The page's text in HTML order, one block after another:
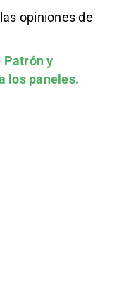
opiniones de
Patróny
los paneles.